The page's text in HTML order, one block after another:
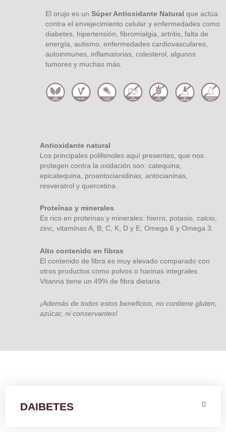
El orujo es un Súper Antioxidante Natural que actúa
contra el envejecimiento celular y enfermedades como
diabetes, hipertensión, fibromialgia, artritis, falta de
energía, autismo, enfermedades cardiovasculares,
autoinmunes, inflamatorias, colesterol, algunos
tumores y muchas más.
Antioxidante natural
Los principales polifenoles aquí presentes, que nos
protegen contra la oxidación son: catequina,
epicatequina, proantocianidinas, antocianinas,
resveratrol y quercetina.
Proteínas y minerales
Es rico en proteínas y minerales: hierro, potasio, calcio,
zinc, vitaminas A, B, C, K, D y E, Omega 6 y Omega 3.
Alto contenido en fibras
El contenido de fibra es muy elevado comparado con
otros productos como polvos o harinas integrales.
Vitanna tiene un 49% de fibra dietaria.
¡Además de todos estos beneficios, no contiene gluten,
azúcar, ni conservantes!
DAIBETES